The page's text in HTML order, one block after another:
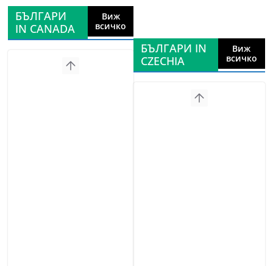
БЪЛГАРИ
IN CANADA
Виж
всичко
БЪЛГАРИ IN
CZECHIA
Виж
всичко